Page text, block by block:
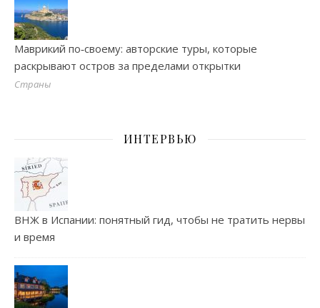
Маврикий по‑своему: авторские туры, которые
раскрывают остров за пределами открытки
Страны
ИНТЕРВЬЮ
ВНЖ в Испании: понятный гид, чтобы не тратить нервы
и время